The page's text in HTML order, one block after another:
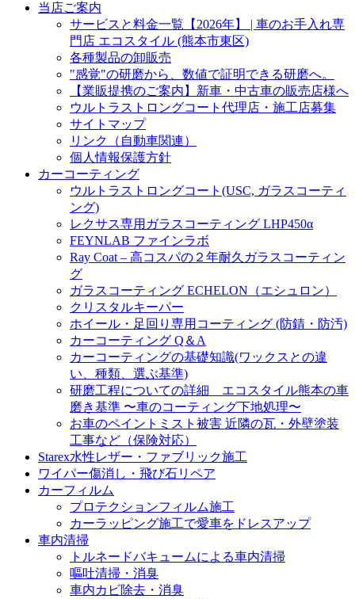
当店ご案内
サービスと料金一覧【2026年】 | 車のお手入れ専
門店 エコスタイル (熊本市東区)
各種製品の卸販売
"感覚"の研磨から、数値で証明できる研磨へ。
【業販提携のご案内】新車・中古車の販売店様へ
ウルトラストロングコート代理店・施工店募集
サイトマップ
リンク（自動車関連）
個人情報保護方針
カーコーティング
ウルトラストロングコート(USC, ガラスコーティ
ング)
レクサス専用ガラスコーティング LHP450α
FEYNLAB ファインラボ
Ray Coat – 高コスパの２年耐久ガラスコーティン
グ
ガラスコーティング ECHELON（エシュロン）
クリスタルキーパー
ホイール・足回り専用コーティング (防錆・防汚)
カーコーティング Q＆A
カーコーティングの基礎知識(ワックスとの違
い、種類、選ぶ基準)
研磨工程についての詳細 エコスタイル熊本の車
磨き基準 〜車のコーティング下地処理〜
お車のペイントミスト被害 近隣の瓦・外壁塗装
工事など（保険対応）
Starex水性レザー・ファブリック施工
ワイパー傷消し・飛び石リペア
カーフィルム
プロテクションフィルム施工
カーラッピング施工で愛車をドレスアップ
車内清掃
トルネードバキュームによる車内清掃
嘔吐清掃・消臭
車内カビ除去・消臭